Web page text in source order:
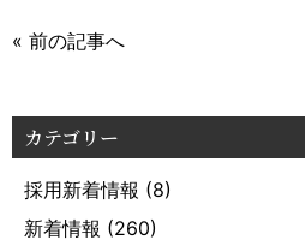
« 前の記事へ
カテゴリー
採用新着情報 (8)
新着情報 (260)